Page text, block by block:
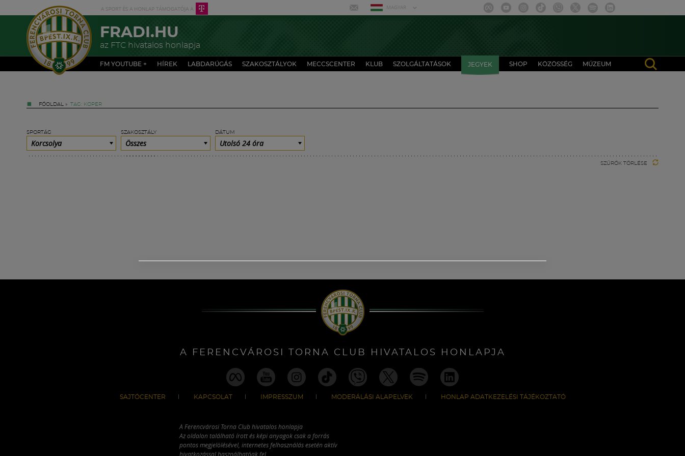
MAGYAR
FRADI.HU
az FTC hivatalos honlapja
FM YOUTUBE + HÍREK LABDARÚGÁS SZAKOSZTÁLYOK MECCSCENTER KLUB SZOLGÁLTATÁSOK JEGYEK SHOP KÖZÖSSÉG MÚZEUM
FŐOLDAL » TAG: KOPER
SPORTÁG
Korcsolya
SZAKOSZTÁLY
Összes
DÁTUM
Utolsó 24 óra
SZŰRŐK TÖRLÉSE
A FERENCVÁROSI TORNA CLUB HIVATALOS HONLAPJA
SAJTÓCENTER KAPCSOLAT IMPRESSZUM MODERÁLÁSI ALAPELVEK HONLAP ADATKEZELÉSI TÁJÉKOZTATÓ
A Ferencvárosi Torna Club hivatalos honlapja
Az oldalon található írott és képi anyagok csak a forrás
pontos megjelölésével, internetes felhasználás esetén aktív
hivatkozással használhatóak fel.